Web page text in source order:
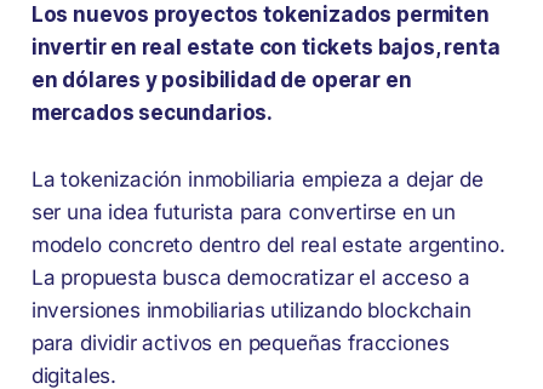
Los nuevos proyectos tokenizados permiten
invertir en real estate con tickets bajos, renta
en dólares y posibilidad de operar en
mercados secundarios.
La tokenización inmobiliaria empieza a dejar de
ser una idea futurista para convertirse en un
modelo concreto dentro del real estate argentino.
La propuesta busca democratizar el acceso a
inversiones inmobiliarias utilizando blockchain
para dividir activos en pequeñas fracciones
digitales.